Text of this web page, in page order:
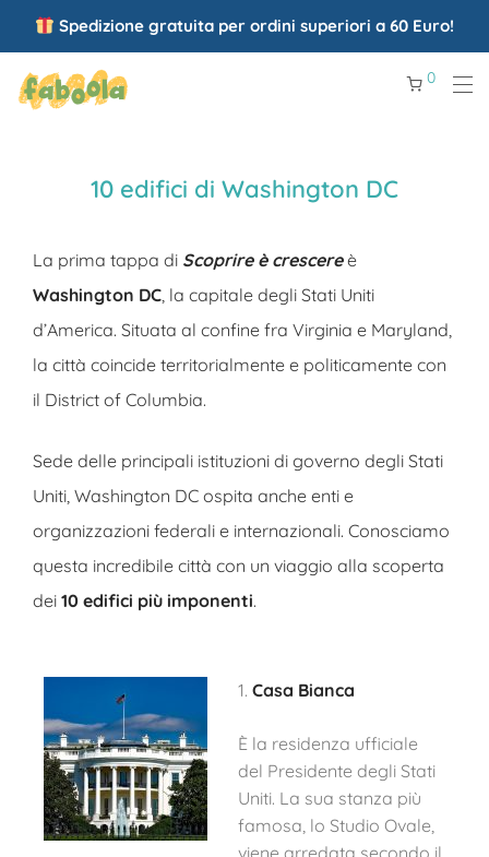
Spedizione gratuita per ordini superiori a 60 Euro!
0
10 edifici di Washington DC
La prima tappa di Scoprire è crescereè
Washington DC, la capitale degli Stati Uniti
d’America. Situata al confine fra Virginia e Maryland,
la città coincide territorialmente e politicamente con
il District of Columbia.
Sede delle principali istituzioni di governo degli Stati
Uniti, Washington DC ospita anche enti e
organizzazioni federali e internazionali. Conosciamo
questa incredibile città con un viaggio alla scoperta
dei 10 edifici più imponenti.
1. Casa Bianca
È la residenza ufficiale
del Presidente degli Stati
Uniti. La sua stanza più
famosa, lo Studio Ovale,
viene arredata secondo il